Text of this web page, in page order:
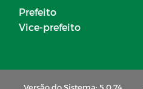
Prefeito
Vice-prefeito
Versão do Sistema: 5.0.74